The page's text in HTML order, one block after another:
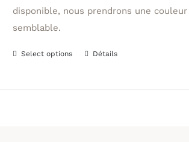
disponible, nous prendrons une couleur
semblable.
Select options
CeDétails